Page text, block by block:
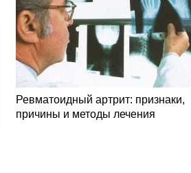
Ревматоидный артрит: признаки,
причины и методы лечения